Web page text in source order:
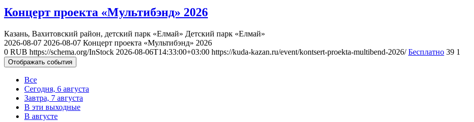
Концерт проекта «Мультибэнд» 2026
Казань, Вахитовский район, детский парк «Елмай» Детский парк «Елмай»
2026-08-07 2026-08-07 Концерт проекта «Мультибэнд» 2026
0 RUB https://schema.org/InStock 2026-08-06T14:33:00+03:00 https://kuda-kazan.ru/event/kontsert-proekta-multibend-2026/ Бесплатно 39 1
Отображать события
Все
Сегодня, 6 августа
Завтра, 7 августа
В эти выходные
В августе